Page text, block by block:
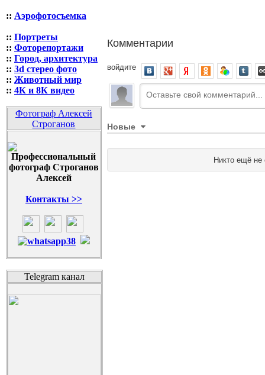
:: Аэрофотосъемка
:: Портреты
:: Фоторепортажи
:: Город, архитектура
:: 3d стерео фото
:: Животный мир
:: 4К и 8К видео
Фотограф Алексей
Строганов
Контакты >>
Telegram канал
Комментарии
войдите
Новые
Никто ещё не